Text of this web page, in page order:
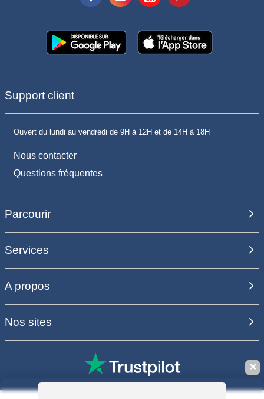
Support client
Ouvert du lundi au vendredi de 9H à 12H et de 14H à 18H
Nous contacter
Questions fréquentes
Parcourir
Services
A propos
Nos sites
✕